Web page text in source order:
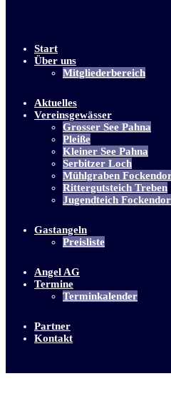
Start
Über uns
Mitgliederbereich
Aktuelles
Vereinsgewässer
Grosser See Pahna
Pleiße
Kleiner See Pahna
Serbitzer Loch
Mühlgraben
Rittergutsteich Treben
Jugendteich
Gastangeln
Preisliste
Angel AG
Termine
Terminkalender
Partner
Kontakt